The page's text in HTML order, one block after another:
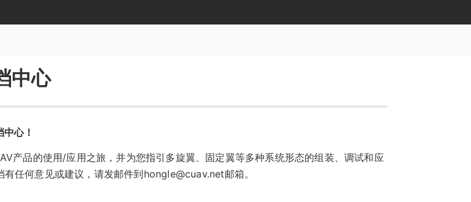
中心
心！
产品的使用/应用之旅，并为您指引多旋翼、固定翼等多种系统形态的组装、调试和应
有任何意见或建议，请发邮件到hongle@cuav.net邮箱。